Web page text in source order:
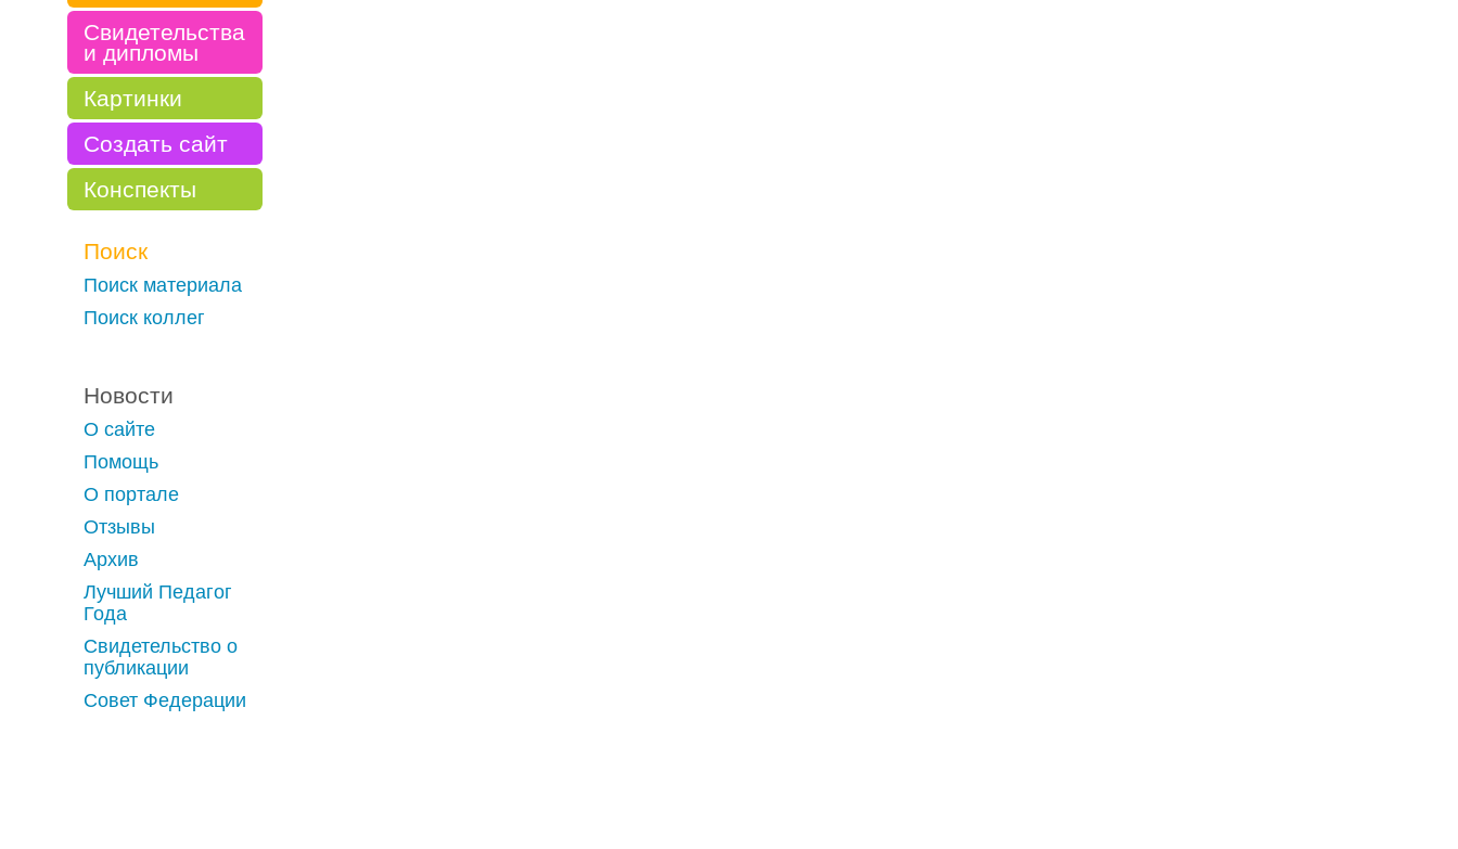
Свидетельства
и дипломы
Картинки
Создать сайт
Конспекты
Поиск
Поиск материала
Поиск коллег
Новости
О сайте
Помощь
О портале
Отзывы
Архив
Лучший Педагог
Года
Свидетельство о
публикации
Совет Федерации